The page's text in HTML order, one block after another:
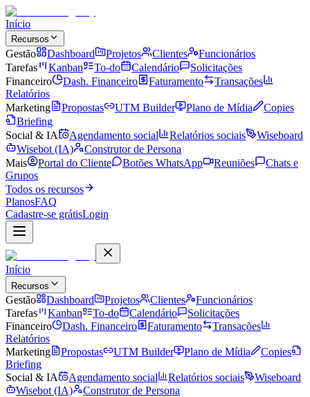
Início
Recursos
Gestão Dashboard Projetos Clientes
Funcionários
Tarefas
Kanban To-do Calendário
Solicitações
Financeiro
Dash. Financeiro Faturamento
Transações
Relatórios
Marketing
Propostas UTM Builder Plano de Mídia
Copies
Briefing
Social & IA
Agendamento social Relatórios sociais
Wiseboard
Wisebot (IA)
Construtor de Persona
Mais
Portal do Cliente Botões WhatsApp Reuniões
Chats e
Grupos
Todos os recursos
PlanosFAQ
Cadastre-se grátisLogin
Início
Recursos
Gestão Dashboard Projetos Clientes
Funcionários
Tarefas
Kanban To-do Calendário
Solicitações
Financeiro
Dash. Financeiro Faturamento
Transações
Relatórios
Marketing
Propostas UTM Builder Plano de Mídia
Copies
Briefing
Social & IA
Agendamento social Relatórios sociais
Wiseboard
Wisebot (IA)
Construtor de Persona